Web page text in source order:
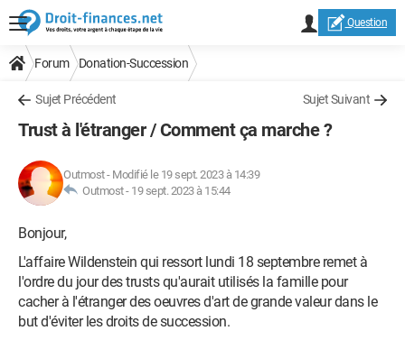
Question
Forum Donation-Succession
Sujet Précédent Sujet Suivant
Trust à l'étranger / Comment ça marche ?
Outmost- Modifié le 19 sept. 2023 à 14:39
Outmost - 19 sept. 2023 à 15:44
Bonjour,
L'affaire Wildenstein qui ressort lundi 18 septembre remet à
l'ordre du jour des trusts qu'aurait utilisés la famille pour
cacher à l'étranger des oeuvres d'art de grande valeur dans le
but d'éviter les droits de succession.